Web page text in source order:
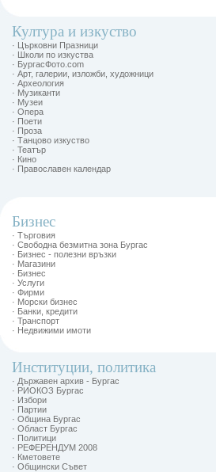
Култура и изкуство
· Църковни Празници
· Школи по изкуства
· БургасФото.com
· Арт, галерии, изложби, художници
· Археология
· Музиканти
· Музеи
· Опера
· Поети
· Проза
· Танцово изкуство
· Театър
· Кино
· Православен календар
Бизнес
· Търговия
· Свободна безмитна зона Бургас
· Бизнес - полезни връзки
· Магазини
· Бизнес
· Услуги
· Фирми
· Морски бизнес
· Банки, кредити
· Транспорт
· Недвижими имоти
Институции, политика
· Държавен архив - Бургас
· РИОКОЗ Бургас
· Избори
· Партии
· Община Бургас
· Област Бургас
· Политици
· РЕФЕРЕНДУМ 2008
· Кметовете
· Общински Съвет